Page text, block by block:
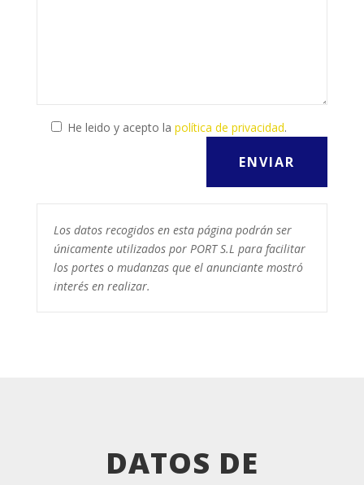
He leido y acepto la política de privacidad.
Los datos recogidos en esta página podrán ser
únicamente utilizados por PORT S.L para facilitar
los portes o mudanzas que el anunciante mostró
interés en realizar.
DATOS DE